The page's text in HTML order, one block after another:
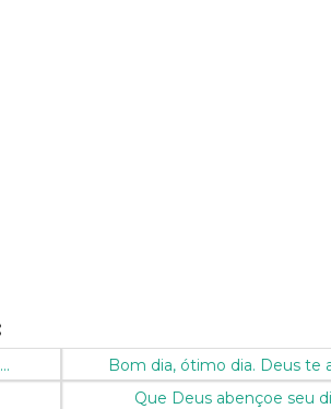
Bom dia, ótimo dia. Deus te
Que Deus abençoe seu